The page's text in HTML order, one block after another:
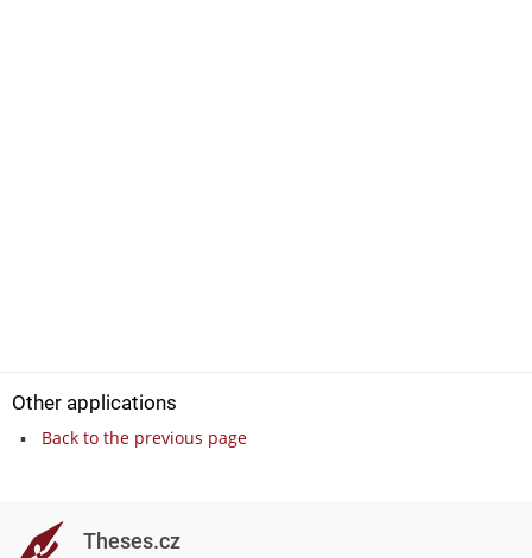
Other applications
Back to the previous page
Theses.cz